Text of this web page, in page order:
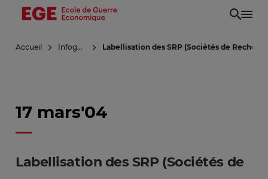
Aller
principal
Accueil Infoguerre Labellisation des SRP (Sociétés de
17 mars'04
Labellisation des SRP (Sociétés de